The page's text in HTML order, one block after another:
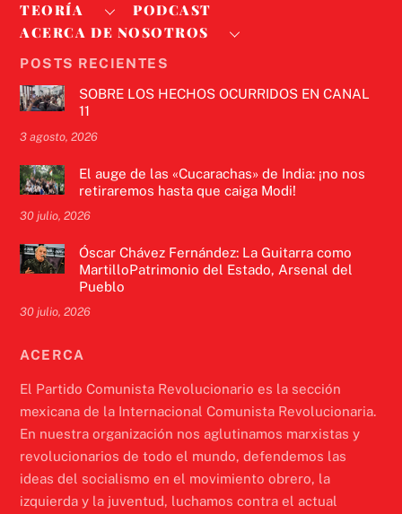
TEORÍA
PODCAST
ACERCA DE NOSOTROS
POSTS RECIENTES
SOBRE LOS HECHOS OCURRIDOS EN CANAL
11
3 agosto, 2026
El auge de las «Cucarachas» de India: ¡no nos
retiraremos hasta que caiga Modi!
30 julio, 2026
Óscar Chávez Fernández: La Guitarra como
MartilloPatrimonio del Estado, Arsenal del
Pueblo
30 julio, 2026
ACERCA
El Partido Comunista Revolucionario es la sección
mexicana de la Internacional Comunista Revolucionaria.
En nuestra organización nos aglutinamos marxistas y
revolucionarios de todo el mundo, defendemos las
ideas del socialismo en el movimiento obrero, la
izquierda y la juventud, luchamos contra el actual